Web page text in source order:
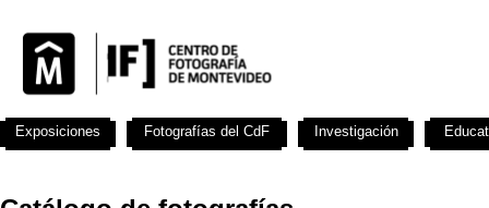
Exposiciones Fotografías del CdF Investigación